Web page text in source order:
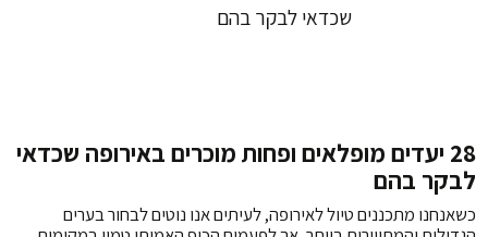
28 יעדים מופלאים ופחות מוכרים באירופה שכדאי
לבקר בהם
כשאנחנו מתכננים טיול לאירופה, לעיתים אנו נוטים לבחור בערים